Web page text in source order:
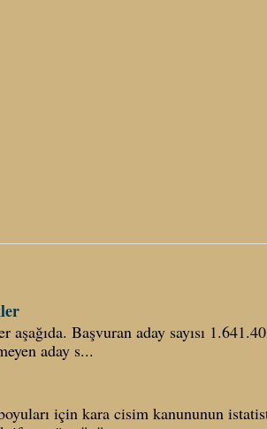
Başvuran aday sayısı
aday s...
için kara cisim kanununun